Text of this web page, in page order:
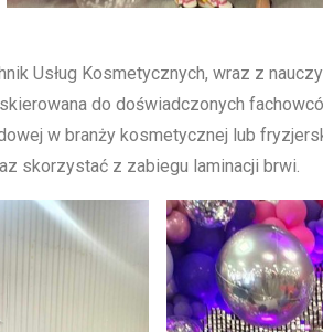
Usług Kosmetycznych, wraz z
do doświadczonych
w branży kosmetycznej lub
skorzystać z zabiegu laminacji brwi.